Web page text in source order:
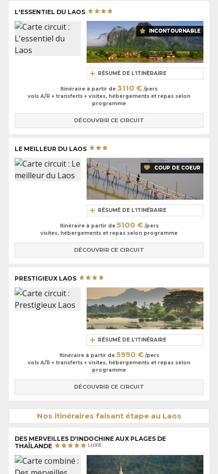
L'ESSENTIEL DU LAOS
RÉSUMÉ DE L’ITINÉRAIRE
INCONTOURNABLE
Itinéraire à partir de 3110 € /pers
vols A/R + transferts + visites, hébergements et repas selon
programme
DÉCOUVRIR CE CIRCUIT
LE MEILLEUR DU LAOS
RÉSUMÉ DE L’ITINÉRAIRE
COUP DE COEUR
Itinéraire à partir de 5100 €/pers
visites, hébergements et repas selon programme
DÉCOUVRIR CE CIRCUIT
PRESTIGIEUX LAOS
RÉSUMÉ DE L’ITINÉRAIRE
Itinéraire à partir de 5990 €/pers
vols A/R + transferts + visites, hébergements et repas selon
programme
DÉCOUVRIR CE CIRCUIT
Nos itinéraires faisant étape au Laos
DES MERVEILLES D'INDOCHINE AUX PLAGES DE
THAÏLANDE